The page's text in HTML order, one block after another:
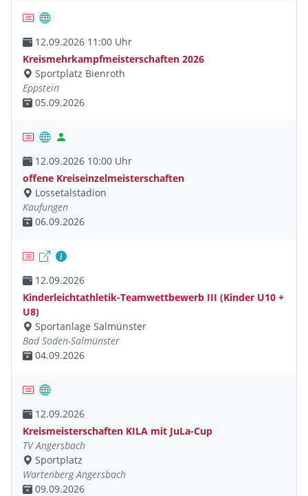
12.09.2026 11:00 Uhr
Kreismehrkampfmeisterschaften 2026
Sportplatz Bienroth
Eppstein
05.09.2026
12.09.2026 10:00 Uhr
offene Kreiseinzelmeisterschaften
Lossetalstadion
Kaufungen
06.09.2026
12.09.2026
Kinderleichtathletik-Teamwettbewerb III (Kinder U10 +
U8)
Sportanlage Salmünster
Bad Soden-Salmünster
04.09.2026
12.09.2026
Kreismeisterschaften KILA mit JuLa-Cup
TV Angersbach
Sportplatz
Wartenberg Angersbach
09.09.2026